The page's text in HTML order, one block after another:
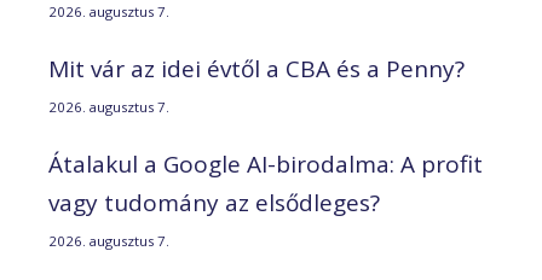
2026. augusztus 7.
Mit vár az idei évtől a CBA és a Penny?
2026. augusztus 7.
Átalakul a Google AI-birodalma: A profit
vagy tudomány az elsődleges?
2026. augusztus 7.